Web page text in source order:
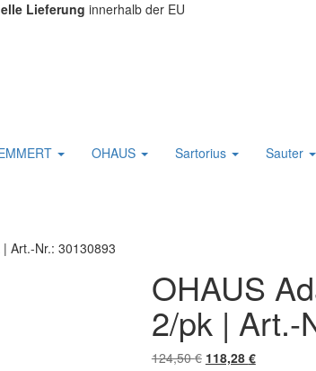
Lieferung innerhalb der EU
OHAUS Sartorius Sauter
Art.-Nr.: 30130893
OHAUS
2/pk | Art.-
124,50€ Ursprünglicher
118,28 €Aktueller